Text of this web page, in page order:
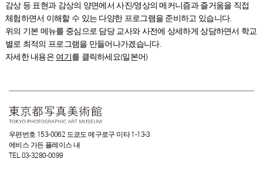
감상 등 표현과 감상의 양면에서 사진/영상의 메커니즘과 즐거움을 직접
체험하면서 이해할 수 있는 다양한 프로그램을 준비하고 있습니다.
위의 기본 메뉴를 중심으로 담당 교사와 사전에 상세하게 상담하면서 학교
별로 최적의 프로그램을 만들어나가겠습니다.
자세한 내용은 여기를 클릭하세요(일본어)
우편번호 153-0062 도쿄도 메구로구 미타 1-13-3
에비스 가든 플레이스 내
TEL 03-3280-0099